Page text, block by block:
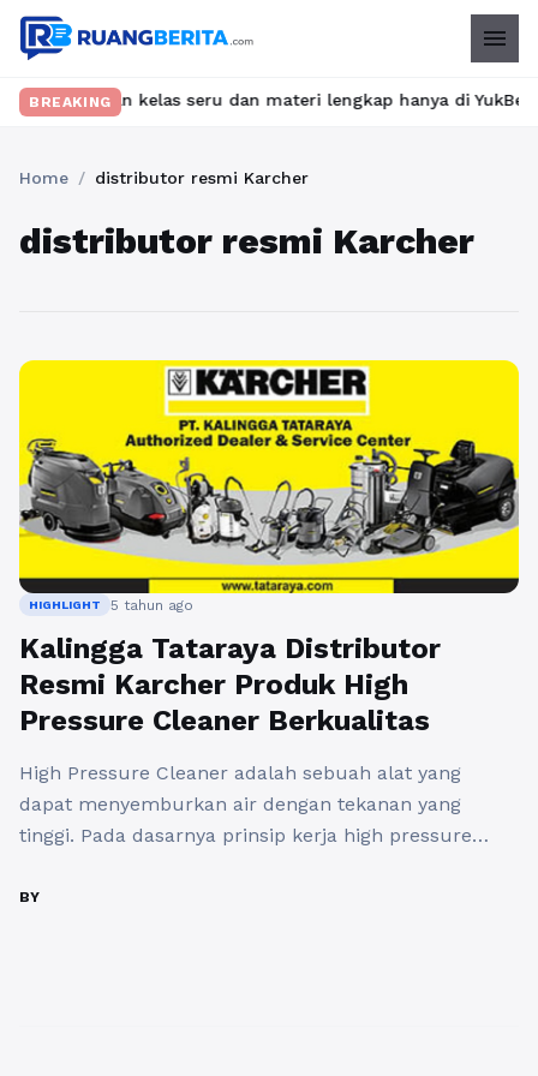
menu
BREAKINGkelas seru dan materi lengkap hanya di
Home / distributor resmi Karcher
distributor resmi Karcher
HIGHLIGHT 5 tahun ago
Kalingga Tataraya Distributor
Resmi Karcher Produk High
Pressure Cleaner Berkualitas
High Pressure Cleaner adalah sebuah alat yang
dapat menyemburkan air dengan tekanan yang
tinggi. Pada dasarnya prinsip kerja high pressure
yang membedakannya adalah benda yang
BY